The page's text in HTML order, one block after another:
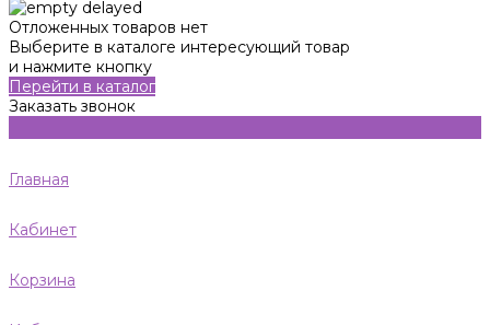
Отложенных товаров нет
Выберите в каталоге интересующий товар
и нажмите кнопку
Перейти в каталог
Заказать звонок
Главная
Кабинет
Корзина